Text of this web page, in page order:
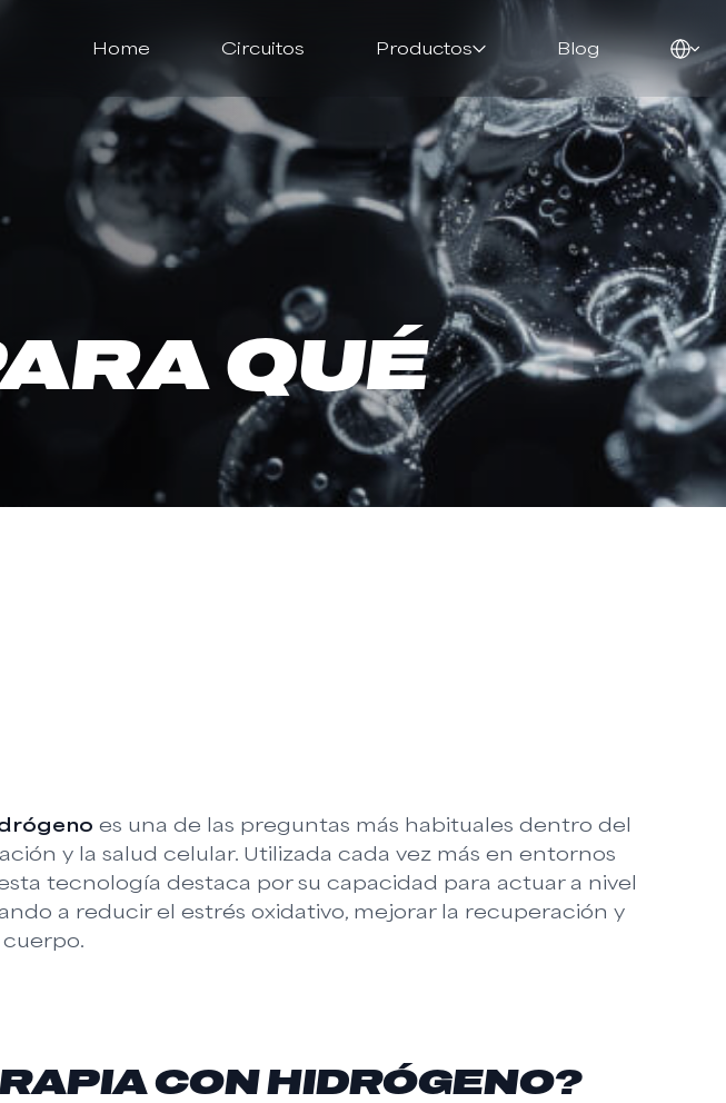
Home Circuitos Productos Blog
QUÉ
es una de las preguntas más habituales dentro del
y la salud celular. Utilizada cada vez más en entornos
tecnología destaca por su capacidad para actuar a nivel
a reducir el estrés oxidativo, mejorar la recuperación y
CON HIDRÓGENO?